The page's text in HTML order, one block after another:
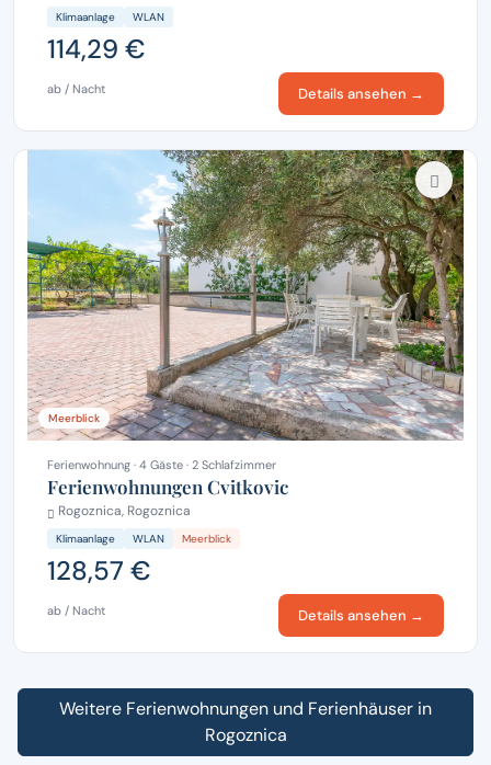
Klimaanlage WLAN
114,29 €
ab / Nacht Details ansehen →
Meerblick
Ferienwohnung · 4 Gäste · 2 Schlafzimmer
Ferienwohnungen Cvitkovic
Rogoznica, Rogoznica
Klimaanlage WLAN Meerblick
128,57 €
ab / Nacht Details ansehen →
Weitere Ferienwohnungen und Ferienhäuser in
Rogoznica